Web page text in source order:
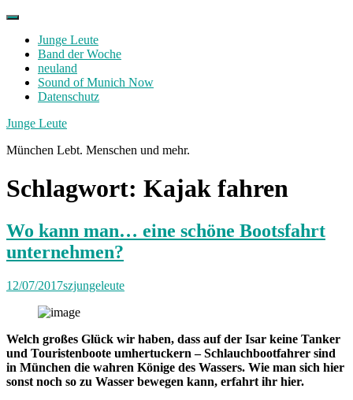
Skip
contentJunge Leute
Band der Woche
neuland
Sound of Munich Now
Datenschutz
Facebook
Twitter
Instagram
Junge Leute
München Lebt. Menschen und mehr.
Schlagwort: Kajak fahren
Wo kann man… eine schöne Bootsfahrt
unternehmen?
12/07/2017szjungeleute
Welch großes Glück wir haben, dass auf der Isar keine Tanker
und Touristenboote umhertuckern – Schlauchbootfahrer sind
in München die wahren Könige des Wassers. Wie man sich hier
sonst noch so zu Wasser bewegen kann, erfahrt ihr hier.